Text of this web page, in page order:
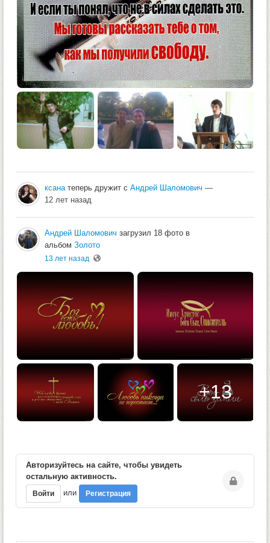
ксанатеперь дружит с Андрей Шаломович —
12 лет назад
Андрей Шаломович загрузил 18 фото в
альбом Золото
13 лет назад
+13
Авторизуйтесь на сайте, чтобы увидеть
остальную активность.
Войти или Регистрация